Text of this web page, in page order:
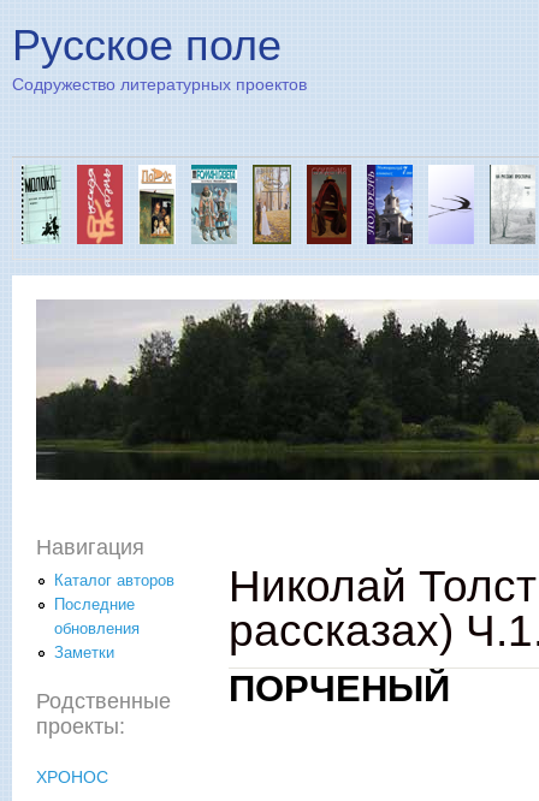
Русское поле
Содружество литературных проектов
Николай
рассказах)
ПОРЧЕНЫЙ
Навигация
Каталог авторов
Последние
обновления
Заметки
Родственные
проекты:
ХРОНОС